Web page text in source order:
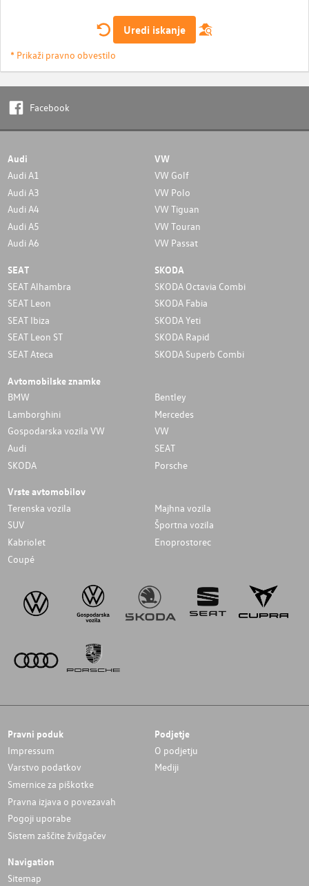
Uredi iskanje
* Prikaži pravno obvestilo
Facebook
Audi
Audi A1
Audi A3
Audi A4
Audi A5
Audi A6
VW
VW Golf
VW Polo
VW Tiguan
VW Touran
VW Passat
SEAT
SEAT Alhambra
SEAT Leon
SEAT Ibiza
SEAT Leon ST
SEAT Ateca
SKODA
SKODA Octavia Combi
SKODA Fabia
SKODA Yeti
SKODA Rapid
SKODA Superb Combi
Avtomobilske znamke
BMW
Bentley
Lamborghini
Mercedes
Gospodarska vozila VW
VW
Audi
SEAT
SKODA
Porsche
Vrste avtomobilov
Terenska vozila
Majhna vozila
SUV
Športna vozila
Kabriolet
Enoprostorec
Coupé
Pravni poduk
Impressum
Varstvo podatkov
Smernice za piškotke
Pravna izjava o povezavah
Pogoji uporabe
Sistem zaščite žvižgačev
Podjetje
O podjetju
Mediji
Navigation
Sitemap